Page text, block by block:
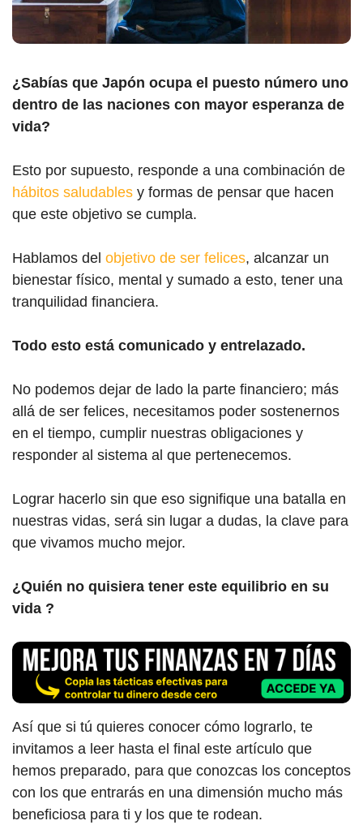
¿Sabías que Japón ocupa el puesto número uno
dentro de las naciones con mayor esperanza de
vida?
Esto por supuesto, responde a una combinación de
hábitos saludables y formas de pensar que hacen
que este objetivo se cumpla.
Hablamos del objetivo de ser felices, alcanzar un
bienestar físico, mental y sumado a esto, tener una
tranquilidad financiera.
Todo esto está comunicado y entrelazado.
No podemos dejar de lado la parte financiero; más
allá de ser felices, necesitamos poder sostenernos
en el tiempo, cumplir nuestras obligaciones y
responder al sistema al que pertenecemos.
Lograr hacerlo sin que eso signifique una batalla en
nuestras vidas, será sin lugar a dudas, la clave para
que vivamos mucho mejor.
¿Quién no quisiera tener este equilibrio en su
vida ?
Así que si tú quieres conocer cómo lograrlo, te
invitamos a leer hasta el final este artículo que
hemos preparado, para que conozcas los conceptos
con los que entrarás en una dimensión mucho más
beneficiosa para ti y los que te rodean.